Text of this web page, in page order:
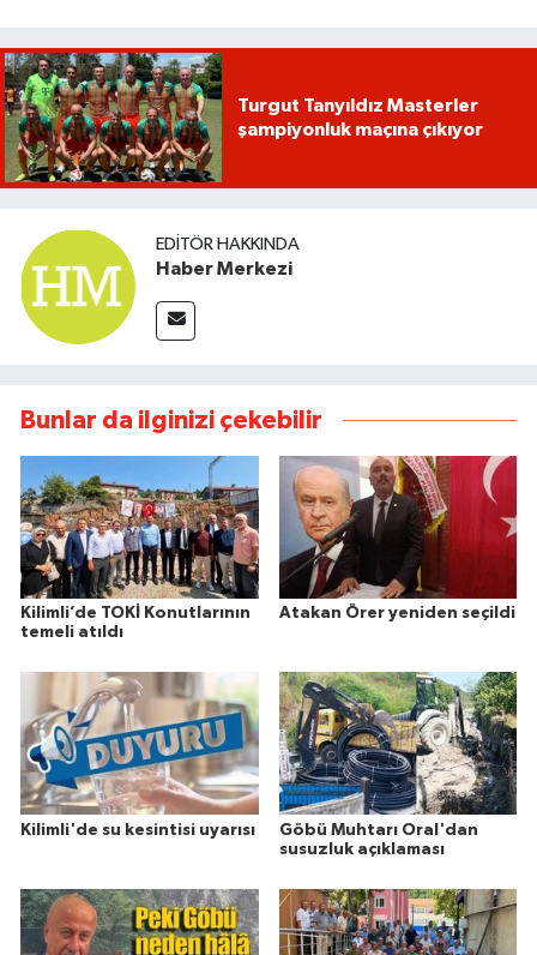
Turgut Tanyıldız Masterler
şampiyonluk maçına çıkıyor
EDITÖR HAKKINDA
Haber Merkezi
Bunlar da ilginizi çekebilir
Kilimli’de TOKİ Konutlarının
temeli atıldı
Atakan Örer yeniden seçildi
Kilimli'de su kesintisi uyarısı
Göbü Muhtarı Oral'dan
susuzluk açıklaması